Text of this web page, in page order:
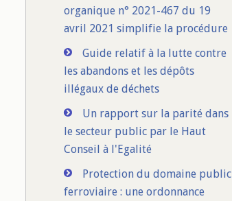
organique n° 2021-467 du 19
avril 2021 simplifie la procédure
Guide relatif à la lutte contre
les abandons et les dépôts
illégaux de déchets
Un rapport sur la parité dans
le secteur public par le Haut
Conseil à l'Egalité
Protection du domaine public
ferroviaire : une ordonnance